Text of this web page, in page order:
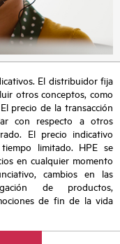
El distribuidor fija
otros conceptos, como
precio de la transacción
con respecto a otros
El precio indicativo
limitado. HPE se
en cualquier momento
cambios en las
de productos,
de fin de la vida